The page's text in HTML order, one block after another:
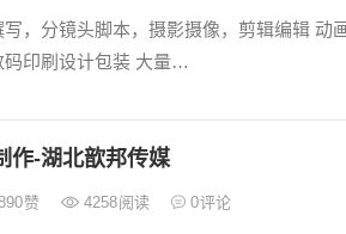
，分镜头脚本，摄影摄像，剪辑编辑 动
码印刷设计包装 大量…
作-湖北歆邦传媒
赞 4258阅读 0评论